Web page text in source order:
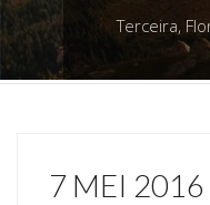
Terceira,
7 MEI